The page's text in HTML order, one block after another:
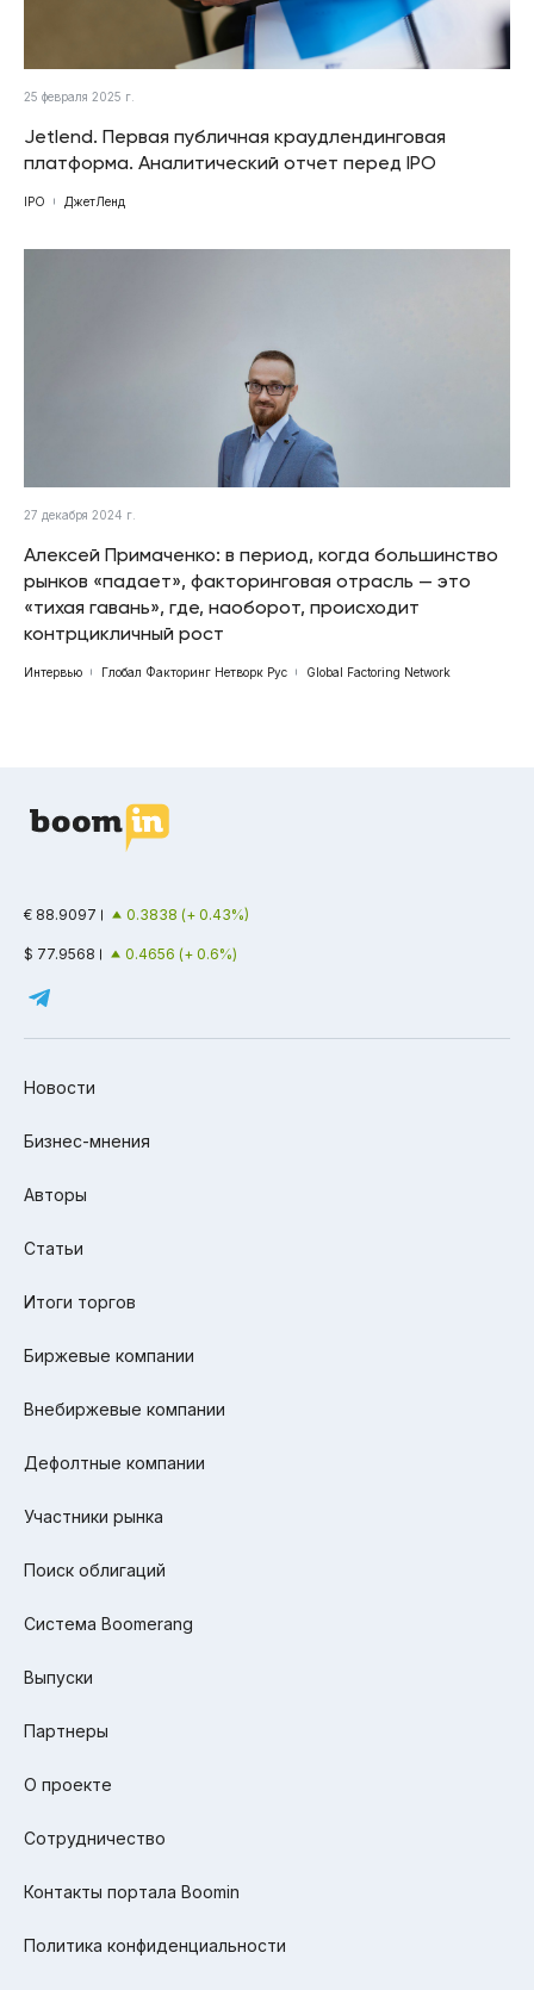
25 февраля 2025 г.
Jetlend. Первая публичная краудлендинговая
платформа. Аналитический отчет перед IPO
IPO ДжетЛенд
27 декабря 2024 г.
Алексей Примаченко: в период, когда большинство
рынков «падает», факторинговая отрасль — это
«тихая гавань», где, наоборот, происходит
контрцикличный рост
Интервью Глобал Факторинг Нетворк Рус Global Factoring Network
€ 88.9097 0.3838 (+ 0.43%)
$ 77.9568 0.4656 (+ 0.6%)
Новости
Бизнес-мнения
Авторы
Статьи
Итоги торгов
Биржевые компании
Внебиржевые компании
Дефолтные компании
Участники рынка
Поиск облигаций
Система Boomerang
Выпуски
Партнеры
О проекте
Сотрудничество
Контакты портала Boomin
Политика конфиденциальности